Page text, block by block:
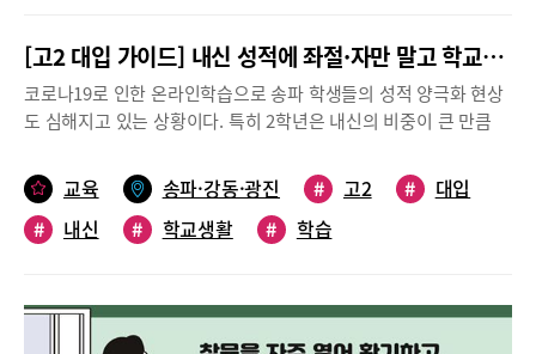
은 수행평가까지 합산되어서 결정되므로, 평소의 수업 태도 및 성실
성을 담보로 한 것이라고 봐야 합니다. 수행평가는 과목마다 시기와
내용도 다르므로 꼭 일정을 따로 정리해 두어서 잊지 않고 해내야
합니다. 스스로 일정을 정리하고, 계획을 미리 세워두는 것이 좋습
로그램들이 매우 많습니다. 저는 학교생활을 즐겁게 하기 위해 최대
한 많이 참여했습니다. 각종 경시대회도 경험을 위해 참여했습니다.
제가 알고 있는 것을 확인하는 차원에서도, 다른 친구들 수준을 알
다시 제가 무엇을 공부해야 할지를 확인하는 좋은 기회가 되었습니
다. 또, 학생회에서 하는 각종 이벤트에도 적극적으로 참여하고 봉
을 다잡았다고.공부를 어떻게 해야 하는지 막막했다. 제일 먼저 공
부법에 관한 책과 영상을 찾아보고 공부 잘하는 친구를 벤치마킹하
며 ‘내게 맞는 공부법‘을 익혀나갔다. 계획표를 세웠고 매일 무조건
3시간 이상 책상 앞에 앉았다.기초가 아예 없었던 수학은 막막했다.
념과 풀이법을 무작정 암기했다.기초부터 우직하게 공부해 최상위
권 성적으로 끌어올린 이양에게 내신 관리 필살기를 묻자 ‘교과서-
평가문제집과 자습서 풀기-기출문제 분석’ 3단계 공부법을 들려준
많이 걸리지만 두 번, 세 번 반복 횟수가 쌓일수록 시간이 단축되고
나중에는 교과서를 달달 외울 정도까지 됩니다.”이양 공부법의 핵
[고2 대입 가이드] 내신 성적에 좌절·자만 말고 학교생활과 학습에 더 집중
코로나19로 인한 온라인학습으로 송파 학생들의 성적 양극화 현상
도 심해지고 있는 상황이다. 특히 2학년은 내신의 비중이 큰 만큼
로 하지 못한 학생들이 속출하고 있고, 이는 입시에 대한 불안감으
로 이어지고 있다. 이러한 상황에서 2022학년도 대입을 어떻게 대
비해야 할까?청어람수학원 대입 다빈치관 신기정 원장과 고스에듀
현상 뚜렷, 자기관리가 핵심익숙하기만 했지 그 중요성을 제대로 인
지하지 못했던 대면학습. 대면학습의 경우 교사가 학생들의 학업 내
교육 송파·강동·광진 # 고2 #
대입
#
내신 # 학교생활 # 학습